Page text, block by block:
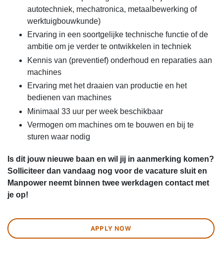
autotechniek, mechatronica, metaalbewerking of
werktuigbouwkunde)
Ervaring in een soortgelijke technische functie of de
ambitie om je verder te ontwikkelen in techniek
Kennis van (preventief) onderhoud en reparaties aan
machines
Ervaring met het draaien van productie en het
bedienen van machines
Minimaal 33 uur per week beschikbaar
Vermogen om machines om te bouwen en bij te
sturen waar nodig
Is dit jouw nieuwe baan en wil jij in aanmerking komen?
Solliciteer dan vandaag nog voor de vacature sluit en
Manpower neemt binnen twee werkdagen contact met
je op!
APPLY NOW